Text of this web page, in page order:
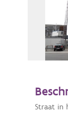
Straat in